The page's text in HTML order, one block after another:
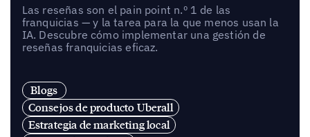
Las reseñas son el pain point n.º 1 de las
franquicias — y la tarea para la que menos usan la
IA. Descubre cómo implementar una gestión de
reseñas franquicias eficaz.
Blogs
Consejos de producto Uberall
Estrategia de marketing local